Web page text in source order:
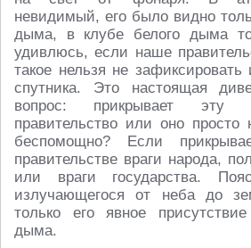
невидимый, его было видно
дыма, в клубе белого дыма
удивлюсь, если наше
такое нельзя не
спутника. Это настоящая
вопрос: прикрывает эту
правительство или оно просто
беспомощно? Если
правительстве враги народа,
или враги государства.
излучающегося от неба до
только его явное
дыма.